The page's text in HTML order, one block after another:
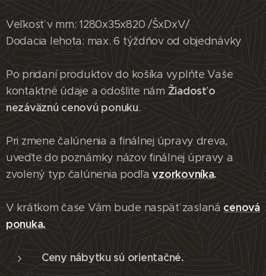
Veľkosť v mm: 1280x35x820 /ŠxDxV/
Dodacia lehota: max. 6 týždňov od objednávky
Po pridaní produktov do košíka vyplňte Vaše
kontaktné údaje a odošlite námŽiadosť o
nezáväznú cenovú ponuku.
Pri zmene čalúnenia a finálnej úpravy dreva,
uveďte do poznámky názov finálnej úpravy a
zvolený typ čalúnenia podľavzorkovníka.
V krátkom čase Vám bude naspäť zaslaná cenová
ponuka.
Ceny nábytku sú orientačné.